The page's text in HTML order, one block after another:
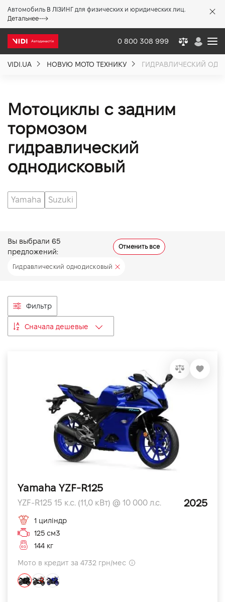
Автомобиль В ЛІЗИНГ для физических и юридических лиц.
Детальнее
0 800 308 999
VIDI.UA НОВУЮ МОТО ТЕХНИКУ ГИДРАВЛИЧЕСКИЙ
Мотоциклы с задним
тормозом
гидравлический
однодисковый
Yamaha Suzuki
Вы выбрали 65
предложений:
Отменить все
Гидравлический однодисковый
Фильтр
Сначала дешевые
Yamaha YZF-R125
YZF-R125 15 к.с. (11,0 кВт) @ 10 000 л.с. 2025
1 циліндр
125 см3
144 кг
Мото в кредит за 4732 грн/мес
Акции %
Новости
Политика качества
Вакансии
Контакты
Підпишись на наш канал та слідкуй за
акціями, послугами та новинками